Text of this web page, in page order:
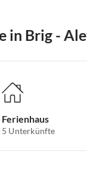
in Brig -
Ferienhaus
5 Unterkünfte